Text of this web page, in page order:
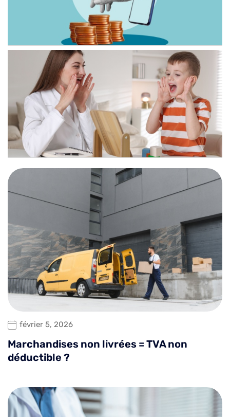
février 5, 2026
Marchandises non livrées = TVA non
déductible ?